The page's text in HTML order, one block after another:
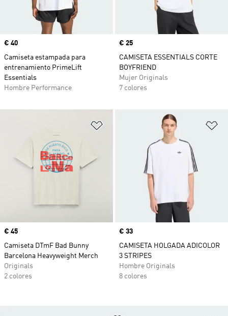
Precio
€ 40
Camiseta estampada para
entrenamiento PrimeLift
Essentials
Hombre Performance
Precio
€ 25
CAMISETA ESSENTIALS CORTE
BOYFRIEND
Mujer Originals
7 colores
Añadir a la lista de deseos
Precio
€ 45
Camiseta DTmF Bad Bunny
Barcelona Heavyweight Merch
Originals
2 colores
Precio
€ 33
CAMISETA HOLGADA ADICOLOR
3 STRIPES
Hombre Originals
8 colores